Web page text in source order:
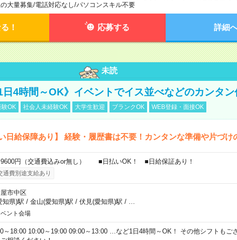
大量募集/電話対応なし/パソコンスキル不要
！ 応募する 詳細
未読
日4時間～OK》イベントでイス並べなどのカンタン
OK 社会人未経験OK 大学生歓迎 ブランクOK WEB登録・面接OK
日給保障あり】 経験・履歴書は不要！カンタンな準備や片づけ
9600円（交通費込みor無し） ■日払いOK！ ■日給保証あり！
通費別途支給あり
市中区
知県)駅 / 金山(愛知県)駅 / 伏見(愛知県)駅 /
ント会場
～18:00 10:00～19:00 09:00～13:00 …など1日4時間～OK！ その他シフトもご